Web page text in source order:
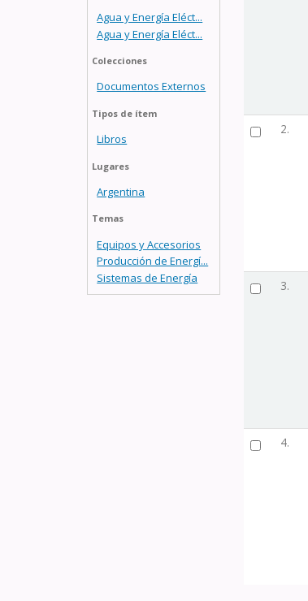
Agua y Energía Eléct...
Agua y Energía Eléct...
Colecciones
Documentos Externos
Tipos de ítem
Libros
Lugares
Argentina
Temas
Equipos y Accesorios
Producción de Energí...
Sistemas de Energía
2.
3.
4.